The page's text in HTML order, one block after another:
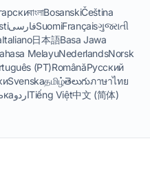
বাংলাBosanskiČeština
فارسیSuomiFrançaisગુજરાતી
Italiano日本語Basa Jawa
MelayuNederlandsNorsk
(PT)RomânăРусский
Svenskaதமிழ்తెలుగుภาษาไทย
اردوTiếng Việt中文 (简体)